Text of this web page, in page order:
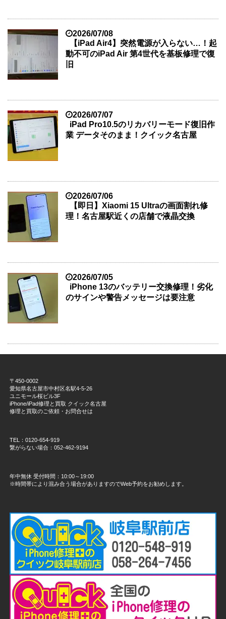
2026/07/08
【iPad Air4】突然電源が入らない…！起
動不可のiPad Air 第4世代を基板修理で復
旧
2026/07/07
iPad Pro10.5のリカバリーモード復旧作
業 データそのまま！クイック名古屋
2026/07/06
【即日】Xiaomi 15 Ultraの画面割れ修
理！名古屋駅近くの店舗で液晶交換
2026/07/05
iPhone 13のバッテリー交換修理！劣化
のサインや警告メッセージは要注意
〒450-0002
愛知県名古屋市中村区名駅4-5-26
ユニモール桜ビル3F
iPhone/iPad修理と買取 クイック名古屋
修理と買取のご依頼・お問合せは
TEL：0120-654-919
繋がらない場合：052-462-9194
年中無休 受付時間：10:00～19:00
※時間帯により混み合う場合がありますのでWeb予約をお勧めします。